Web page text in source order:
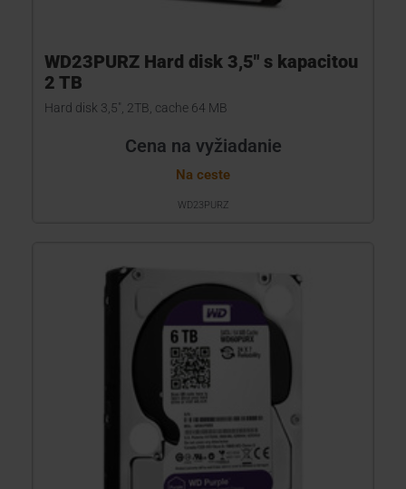
WD23PURZ Hard disk 3,5" s kapacitou
2 TB
Hard disk 3,5", 2TB, cache 64 MB
Cena na vyžiadanie
Na ceste
WD23PURZ